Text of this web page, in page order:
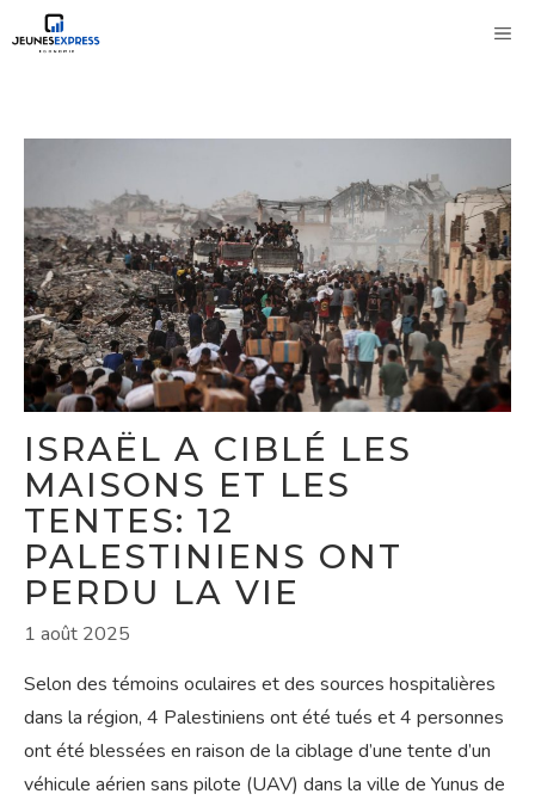
au
ISRAËL A CIBLÉ LES
MAISONS ET LES
TENTES: 12
PALESTINIENS ONT
PERDU LA VIE
1 août 2025
Selon des témoins oculaires et des sources hospitalières
dans la région, 4 Palestiniens ont été tués et 4 personnes
ont été blessées en raison de la ciblage d’une tente d’un
véhicule aérien sans pilote (UAV) dans la ville de Yunus de